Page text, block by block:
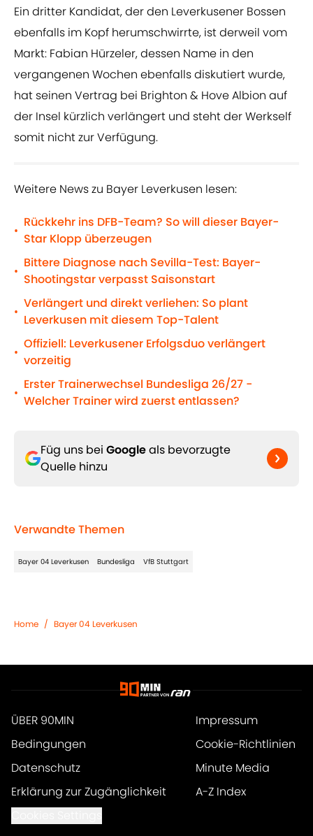
Ein dritter Kandidat, der den Leverkusener Bossen
ebenfalls im Kopf herumschwirrte, ist derweil vom
Markt: Fabian Hürzeler, dessen Name in den
vergangenen Wochen ebenfalls diskutiert wurde,
hat seinen Vertrag bei Brighton & Hove Albion auf
der Insel kürzlich verlängert und steht der Werkself
somit nicht zur Verfügung.
Weitere News zu Bayer Leverkusen lesen:
•
Rückkehr ins DFB-Team? So will dieser Bayer-
Star Klopp überzeugen
•
Bittere Diagnose nach Sevilla-Test: Bayer-
Shootingstar verpasst Saisonstart
•
Verlängert und direkt verliehen: So plant
Leverkusen mit diesem Top-Talent
•
Offiziell: Leverkusener Erfolgsduo verlängert
vorzeitig
•
Erster Trainerwechsel Bundesliga 26/27 -
Welcher Trainer wird zuerst entlassen?
Füg uns bei Googleals bevorzugte
Quelle hinzu
Verwandte Themen
Bayer 04 Leverkusen Bundesliga VfB Stuttgart
Home / Bayer 04 Leverkusen
ÜBER 90MIN
Impressum
Bedingungen
Cookie-Richtlinien
Datenschutz
Minute Media
Erklärung zur Zugänglichkeit
A-Z Index